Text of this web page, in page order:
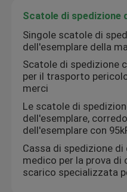
Scatola medica
maniche assorbenti
cuscinetti assorbenti
Scatole di spedizione
Scatole di spedizione
Singole scatole di
dell'esemplare della
Scatole di spedizione
per il trasporto
merci
Le scatole di
dell'esemplare,
dell'esemplare con
Cassa di spedizione
medico per la prova
scarico specializzata